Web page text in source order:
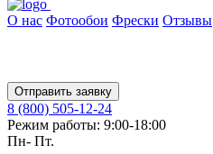
О нас Фотообои Фрески Отзывы
Отправить заявку
8 (800) 505-12-24
Режим работы: 9:00-18:00
Пн- Пт.